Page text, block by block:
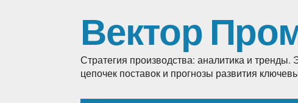
Вектор
Стратегия производства: аналитика и
цепочек поставок и прогнозы развития